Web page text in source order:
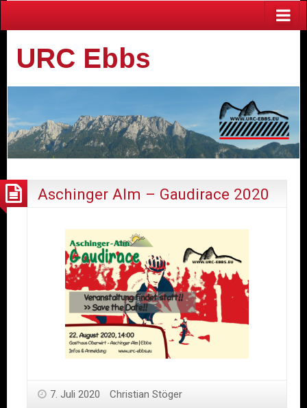
URC Ebbs
Aschinger Alm – Gaudirace 2020
7. Juli 2020 Christian Stöger